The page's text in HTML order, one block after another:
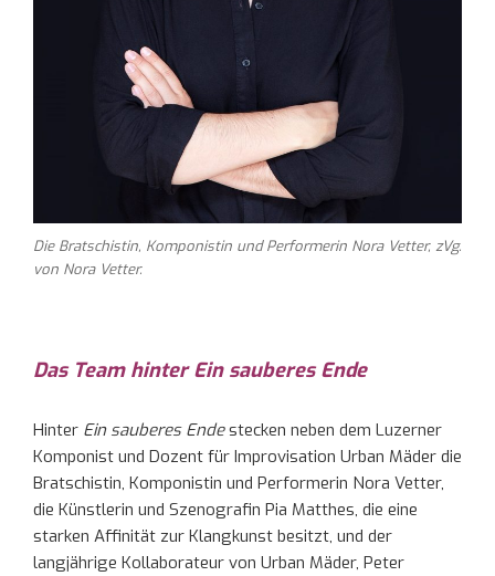
Die Bratschistin, Komponistin und Performerin Nora Vetter, zVg.
von Nora Vetter.
Das Team hinter Ein sauberes Ende
Hinter Ein sauberes Endestecken neben dem Luzerner
Komponist und Dozent für Improvisation Urban Mäder die
Bratschistin, Komponistin und Performerin Nora Vetter,
die Künstlerin und Szenografin Pia Matthes, die eine
starken Affinität zur Klangkunst besitzt, und der
langjährige Kollaborateur von Urban Mäder, Peter